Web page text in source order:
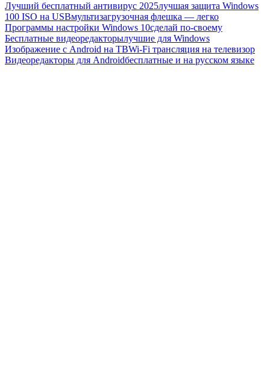
Лучший бесплатный антивирус 2025лучшая защита Windows
100 ISO на USBмультизагрузочная флешка — легко
Программы настройки Windows 10сделай по-своему
Бесплатные видеоредакторылучшие для Windows
Изображение с Android на ТВWi-Fi трансляция на телевизор
Видеоредакторы для Androidбесплатные и на русском языке